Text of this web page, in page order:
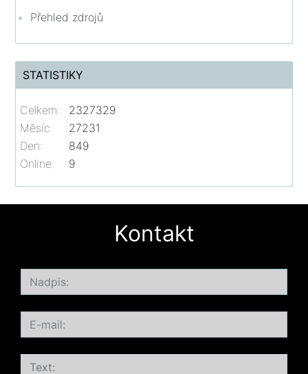
Přehled zdrojů
STATISTIKY
Online: 9
Celkem:
2327329
Měsíc:
27231
Den:
849
Kontakt